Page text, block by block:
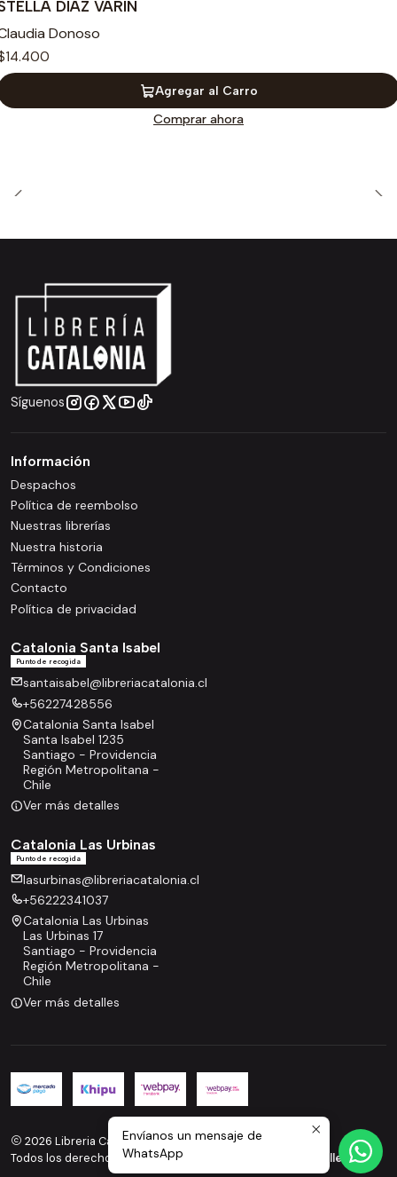
DIAZ VARIN
Donoso
Agregar al Carro
Comprar ahora
Síguenos
Información
Despachos
Política de reembolso
Nuestras librerías
Nuestra historia
Términos y Condiciones
Contacto
Política de privacidad
Catalonia Santa Isabel
Punto de recogida
santaisabel@libreriacatalonia.cl
+56227428556
Catalonia Santa Isabel
Santa Isabel 1235
Santiago - Providencia
Región Metropolitana -
Chile
Ver más detalles
Catalonia Las Urbinas
Punto de recogida
lasurbinas@libreriacatalonia.cl
+56222341037
Catalonia Las Urbinas
Las Urbinas 17
Santiago - Providencia
Región Metropolitana -
Chile
Ver más detalles
2026 Libreria Catalonia.
Todos los derechos reservados.
Desarrollado por Jumpseller
Envíanos un mensaje de
WhatsApp